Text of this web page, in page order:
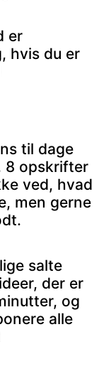
er
hvis du er
til dage
8 opskrifter
ved, hvad
men gerne
salte
der er
og
alle